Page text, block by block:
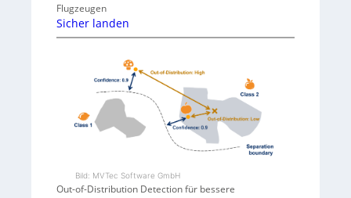
Flugzeugen
Sicher landen
Bild: MVTec Software GmbH
Out-of-Distribution Detection für bessere